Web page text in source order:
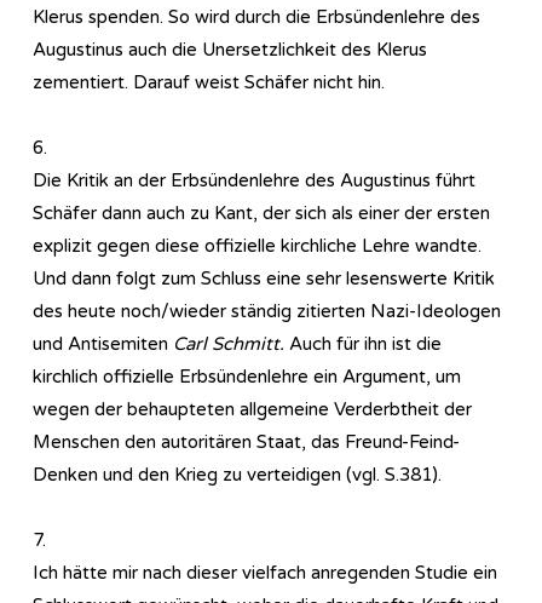
Klerus spenden. So wird durch die Erbsündenlehre des
Augustinus auch die Unersetzlichkeit des Klerus
zementiert. Darauf weist Schäfer nicht hin.
6.
Die Kritik an der Erbsündenlehre des Augustinus führt
Schäfer dann auch zu Kant, der sich als einer der ersten
explizit gegen diese offizielle kirchliche Lehre wandte.
Und dann folgt zum Schluss eine sehr lesenswerte Kritik
des heute noch/wieder ständig zitierten Nazi-Ideologen
und Antisemiten Carl Schmitt. Auch für ihn ist die
kirchlich offizielle Erbsündenlehre ein Argument, um
wegen der behaupteten allgemeine Verderbtheit der
Menschen den autoritären Staat, das Freund-Feind-
Denken und den Krieg zu verteidigen (vgl. S.381).
7.
Ich hätte mir nach dieser vielfach anregenden Studie ein